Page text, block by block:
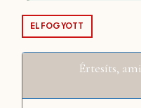
45990 Ft.
29990 Ft.
ELFOGYOTT
Értesíts,